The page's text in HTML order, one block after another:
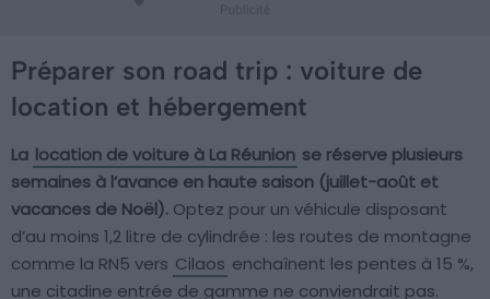
Préparer son road trip : voiture de
location et hébergement
La location de voiture à La Réunion se réserve plusieurs
semaines à l’avance en haute saison (juillet-août et
vacances de Noël). Optez pour un véhicule disposant
d’au moins 1,2 litre de cylindrée : les routes de montagne
comme la RN5 vers Cilaos enchaînent les pentes à 15 %,
une citadine entrée de gamme ne conviendrait pas.